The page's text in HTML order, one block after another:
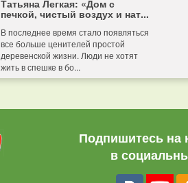
Татьяна Легкая: «Дом с
печкой, чистый воздух и нат...
В последнее время стало появляться
все больше ценителей простой
деревенской жизни. Люди не хотят
жить в спешке в бо...
Подпишитесь на
в